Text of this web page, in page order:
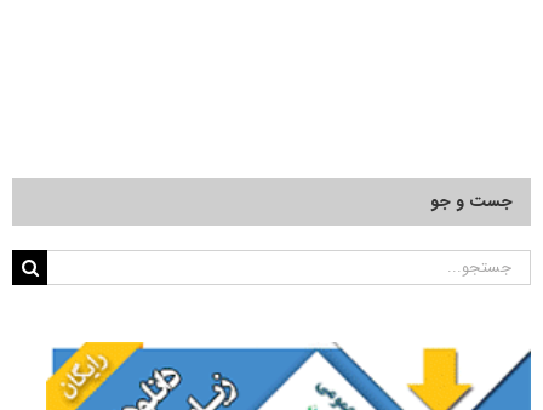
جست و جو
جستجو